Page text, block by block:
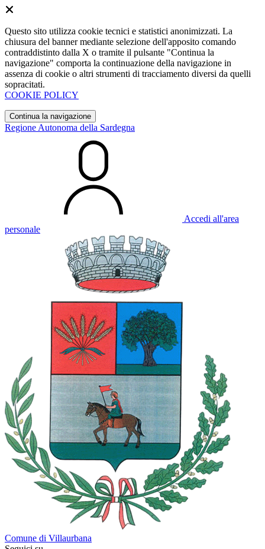
Questo sito utilizza cookie tecnici e statistici anonimizzati. La
chiusura del banner mediante selezione dell'apposito comando
contraddistinto dalla X o tramite il pulsante "Continua la
navigazione" comporta la continuazione della navigazione in
assenza di cookie o altri strumenti di tracciamento diversi da quelli
sopracitati.
COOKIE POLICY
Continua la navigazione
Regione Autonoma della Sardegna
Accedi all'area
personale
Comune di Villaurbana